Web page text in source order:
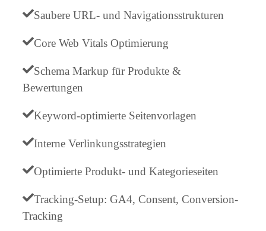
Saubere URL- und Navigationsstrukturen
Core Web Vitals Optimierung
Schema Markup für Produkte &
Bewertungen
Keyword-optimierte Seitenvorlagen
Interne Verlinkungsstrategien
Optimierte Produkt- und Kategorieseiten
Tracking-Setup: GA4, Consent, Conversion-
Tracking